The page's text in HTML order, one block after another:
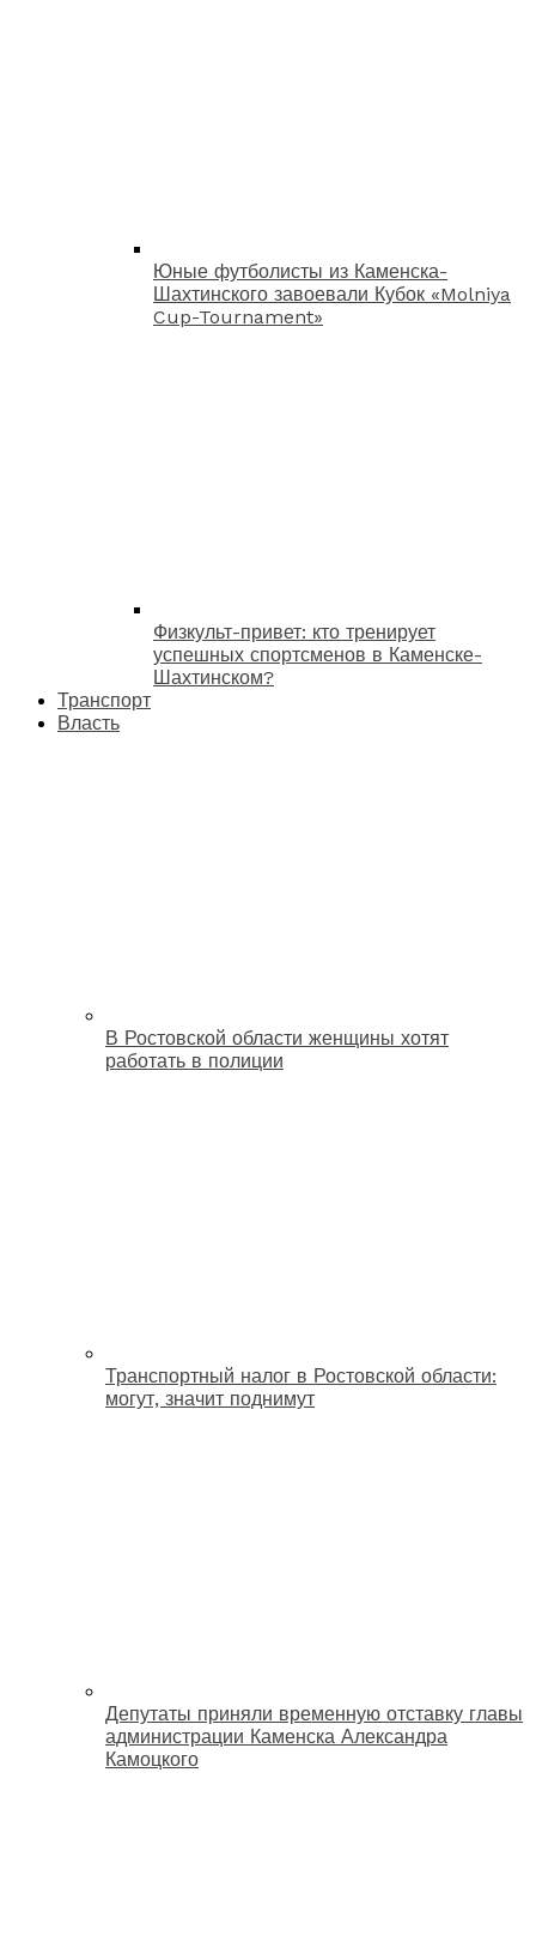
Юные футболисты из Каменска-
Шахтинского завоевали Кубок «Molniya
Cup-Tournament»
Физкульт-привет: кто тренирует
успешных спортсменов в Каменске-
Шахтинском?
Транспорт
Власть
В Ростовской области женщины хотят
работать в полиции
Транспортный налог в Ростовской области:
могут, значит поднимут
Депутаты приняли временную отставку главы
администрации Каменска Александра
Камоцкого